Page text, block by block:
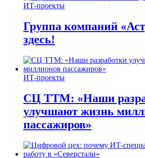
ИТ-проекты
Группа компаний
здесь!
ИТ-проекты
СЦ ТТМ: «Наши
улучшают жизнь
пассажиров»